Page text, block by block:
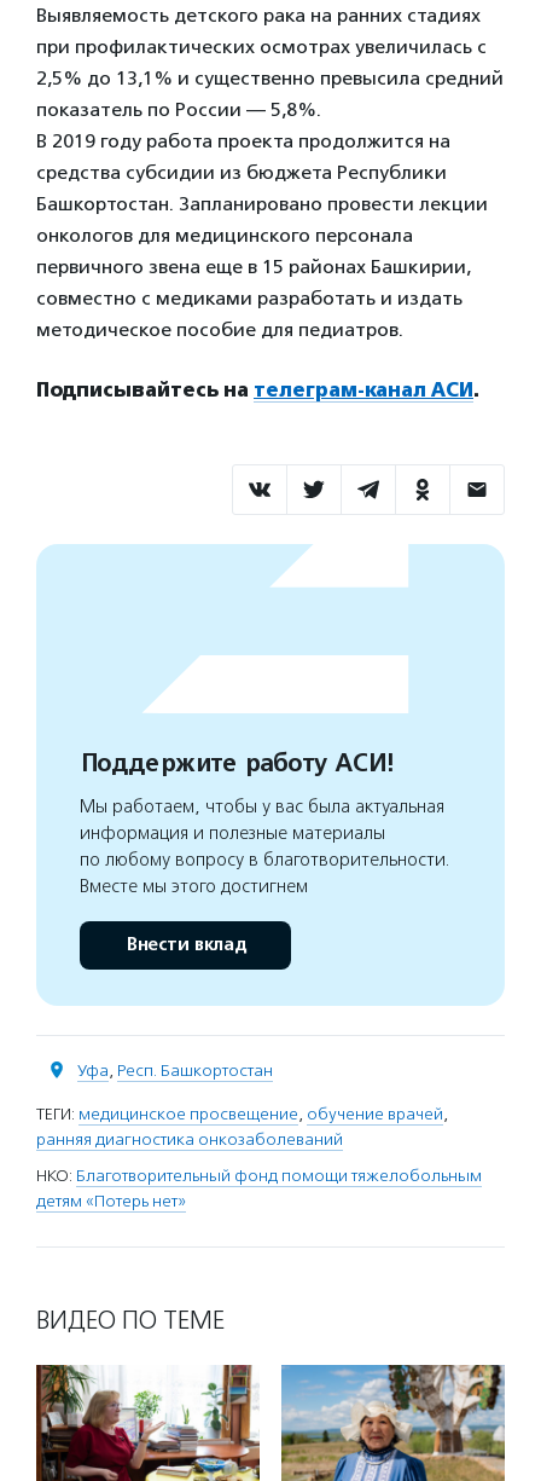
Выявляемость детского рака на ранних стадиях
при профилактических осмотрах увеличилась с
2,5% до 13,1% и существенно превысила средний
показатель по России — 5,8%.
В 2019 году работа проекта продолжится на
средства субсидии из бюджета Республики
Башкортостан. Запланировано провести лекции
онкологов для медицинского персонала
первичного звена еще в 15 районах Башкирии,
совместно с медиками разработать и издать
методическое пособие для педиатров.
Подписывайтесь на телеграм-канал АСИ.
Поддержите работу АСИ!
Мы работаем, чтобы у вас была актуальная
информация и полезные материалы
по любому вопросу в благотворительности.
Вместе мы этого достигнем
Внести вклад
Уфа, Респ. Башкортостан
ТЕГИ: медицинское просвещение, обучение врачей,
ранняя диагностика онкозаболеваний
НКО: Благотворительный фонд помощи тяжелобольным
детям «Потерь нет»
ВИДЕО ПО ТЕМЕ